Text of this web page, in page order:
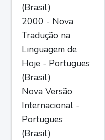
(Brasil)
2000 - Nova
Tradução na
Linguagem de
Hoje - Portugues
(Brasil)
Nova Versão
Internacional -
Portugues
(Brasil)